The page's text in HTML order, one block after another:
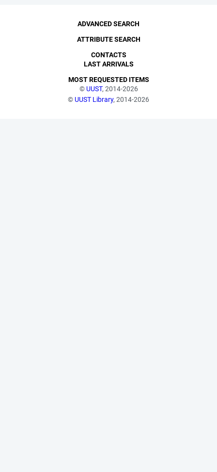
© UUST, 2014-2026
© UUST Library, 2014-2026
ADVANCED SEARCH
ATTRIBUTE SEARCH
CONTACTS
LAST ARRIVALS
MOST REQUESTED ITEMS